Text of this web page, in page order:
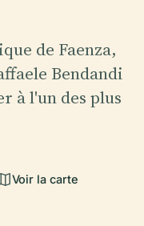
de Faenza,
Bendandi
à l'un des plus
Voir la carte